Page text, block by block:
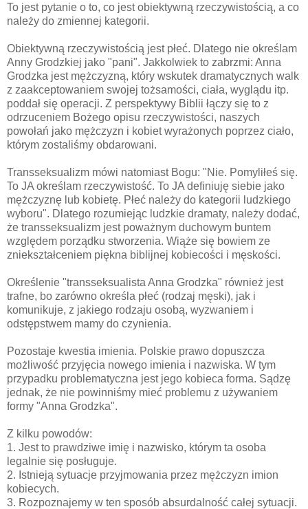
To jest pytanie o to, co jest obiektywną rzeczywistością, a co
należy do zmiennej kategorii.
Obiektywną rzeczywistością jest płeć. Dlatego nie określam
Anny Grodzkiej jako "pani". Jakkolwiek to zabrzmi: Anna
Grodzka jest mężczyzną, który wskutek dramatycznych walk
z zaakceptowaniem swojej tożsamości, ciała, wyglądu itp.
poddał się operacji. Z perspektywy Biblii łączy się to z
odrzuceniem Bożego opisu rzeczywistości, naszych
powołań jako mężczyzn i kobiet wyrażonych poprzez ciało,
którym zostaliśmy obdarowani.
Transseksualizm mówi natomiast Bogu: "Nie. Pomyliłeś się.
To JA określam rzeczywistość. To JA definiuję siebie jako
mężczyznę lub kobietę. Płeć należy do kategorii ludzkiego
wyboru". Dlatego rozumiejąc ludzkie dramaty, należy dodać,
że transseksualizm jest poważnym duchowym buntem
względem porządku stworzenia. Wiąże się bowiem ze
zniekształceniem piękna biblijnej kobiecości i męskości.
Określenie "transseksualista Anna Grodzka" również jest
trafne, bo zarówno określa płeć (rodzaj męski), jak i
komunikuje, z jakiego rodzaju osobą, wyzwaniem i
odstępstwem mamy do czynienia.
Pozostaje kwestia imienia. Polskie prawo dopuszcza
możliwość przyjęcia nowego imienia i nazwiska. W tym
przypadku problematyczna jest jego kobieca forma. Sądzę
jednak, że nie powinniśmy mieć problemu z używaniem
formy "Anna Grodzka".
Z kilku powodów:
1. Jest to prawdziwe imię i nazwisko, którym ta osoba
legalnie się posługuje.
2. Istnieją sytuacje przyjmowania przez mężczyzn imion
kobiecych.
3. Rozpoznajemy w ten sposób absurdalność całej sytuacji.